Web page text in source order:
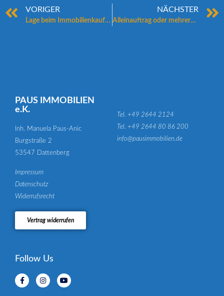
VORIGER
Lage beim Immobilienkauf: So finden Sie den passenden Standort für Ihr neues Zuhause
NÄCHSTER
Alleinauftrag oder mehrere Makler: Welche Strategie führt wirklich zum besseren Verkauf?
PAUS IMMOBILIEN
e.K.
Inh. Manuela Paus-Anic
Burgstraße 2
53547 Dattenberg
Tel. +49 2644 2124
Tel. +49 2644 80 86 200
info@pausimmobilien.de
Impressum
Datenschutz
Widerrufsrecht
Vertrag widerrufen
Follow Us